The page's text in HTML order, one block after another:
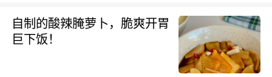
自制的酸辣腌萝卜，脆爽开胃
巨下饭！